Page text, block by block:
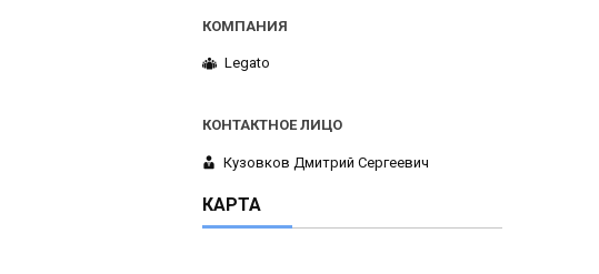
Legato
Кузовков Дмитрий Сергеевич
КАРТА